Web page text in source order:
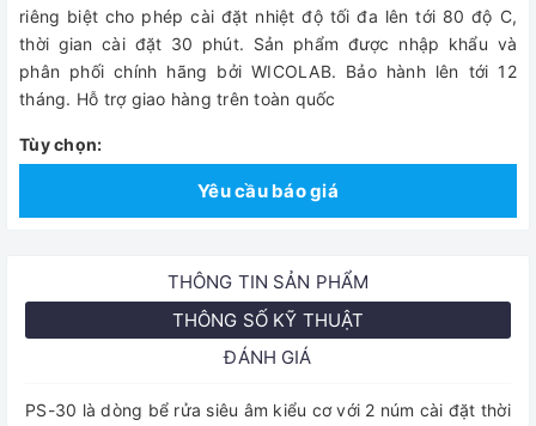
riêng biệt cho phép cài đặt nhiệt độ tối đa lên tới 80 độ C,
thời gian cài đặt 30 phút. Sản phẩm được nhập khẩu và
phân phối chính hãng bởi WICOLAB. Bảo hành lên tới 12
tháng. Hỗ trợ giao hàng trên toàn quốc
Tùy chọn:
Yêu cầu báo giá
THÔNG TIN SẢN PHẨM
THÔNG SỐ KỸ THUẬT
ĐÁNH GIÁ
PS-30 là dòng bể rửa siêu âm kiểu cơ với 2 núm cài đặt thời